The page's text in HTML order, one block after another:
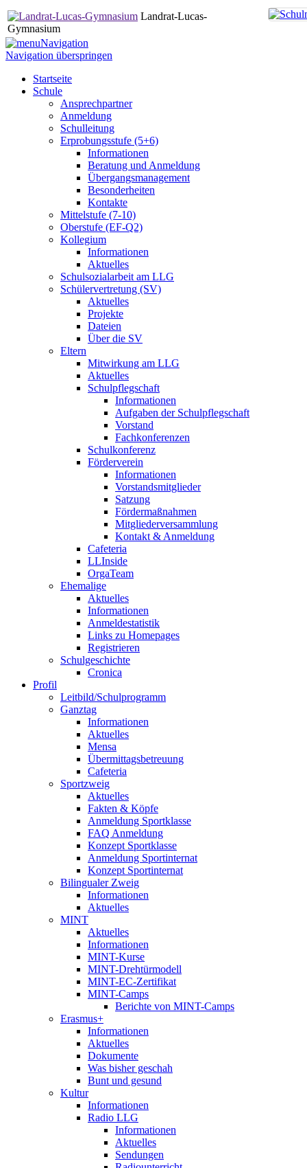
Landrat-Lucas-
Gymnasium
Navigation
Navigation überspringen
Startseite
Schule
Ansprechpartner
Anmeldung
Schulleitung
Erprobungsstufe (5+6)
Informationen
Beratung und Anmeldung
Übergangsmanagement
Besonderheiten
Kontakte
Mittelstufe (7-10)
Oberstufe (EF-Q2)
Kollegium
Informationen
Aktuelles
Schulsozialarbeit am LLG
Schülervertretung (SV)
Aktuelles
Projekte
Dateien
Über die SV
Eltern
Mitwirkung am LLG
Aktuelles
Schulpflegschaft
Informationen
Aufgaben der Schulpflegschaft
Vorstand
Fachkonferenzen
Schulkonferenz
Förderverein
Informationen
Vorstandsmitglieder
Satzung
Fördermaßnahmen
Mitgliederversammlung
Kontakt & Anmeldung
Cafeteria
LLInside
OrgaTeam
Ehemalige
Aktuelles
Informationen
Anmeldestatistik
Links zu Homepages
Registrieren
Schulgeschichte
Cronica
Profil
Leitbild/Schulprogramm
Ganztag
Informationen
Aktuelles
Mensa
Übermittagsbetreuung
Cafeteria
Sportzweig
Aktuelles
Fakten & Köpfe
Anmeldung Sportklasse
FAQ Anmeldung
Konzept Sportklasse
Anmeldung Sportinternat
Konzept Sportinternat
Bilingualer Zweig
Informationen
Aktuelles
MINT
Aktuelles
Informationen
MINT-Kurse
MINT-Drehtürmodell
MINT-EC-Zertifikat
MINT-Camps
Berichte von MINT-Camps
Erasmus+
Informationen
Aktuelles
Dokumente
Was bisher geschah
Bunt und gesund
Kultur
Informationen
Radio LLG
Informationen
Aktuelles
Sendungen